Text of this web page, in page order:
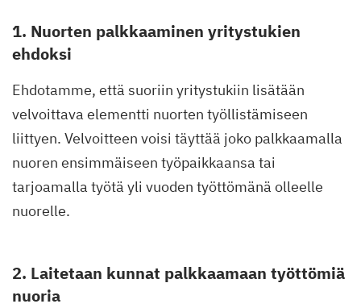
1. Nuorten palkkaaminen yritystukien
ehdoksi
Ehdotamme, että suoriin yritystukiin lisätään
velvoittava elementti nuorten työllistämiseen
liittyen. Velvoitteen voisi täyttää joko palkkaamalla
nuoren ensimmäiseen työpaikkaansa tai
tarjoamalla työtä yli vuoden työttömänä olleelle
nuorelle.
2. Laitetaan kunnat palkkaamaan työttömiä
nuoria